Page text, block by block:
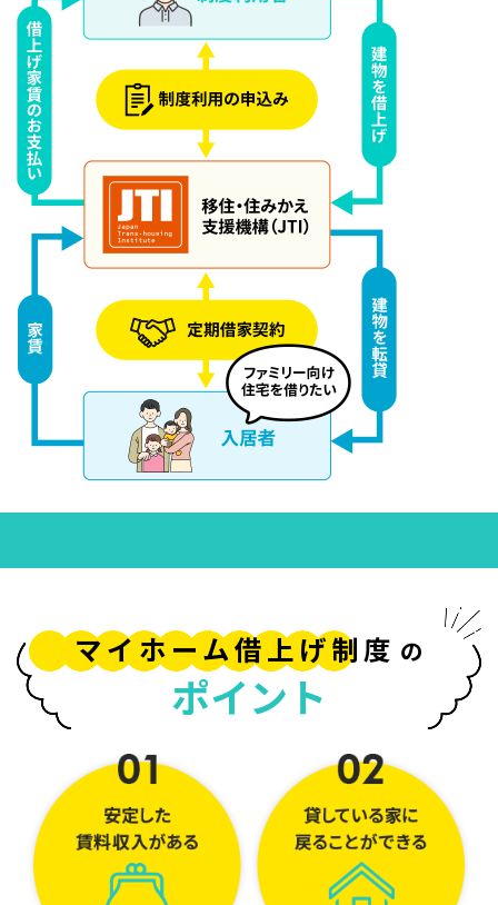
マイホーム借上げ制度 の
ポイント